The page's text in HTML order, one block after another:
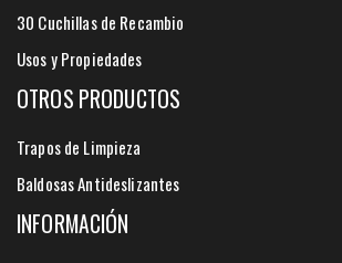
30 Cuchillas de Recambio
Usos y Propiedades
OTROS PRODUCTOS
Trapos de Limpieza
Baldosas Antideslizantes
INFORMACIÓN